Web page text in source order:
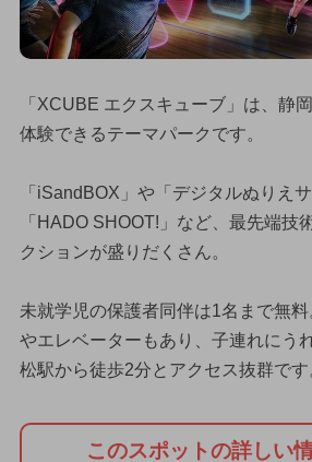
「XCUBE エクスキューブ」は、静
体験できるテーマパークです。
「iSandBOX」や「デジタルぬりえ
「HADO SHOOT!」など、最先端技
クションが盛りだくさん。
未就学児の保護者同伴は1名まで無
やエレベーターもあり、子連れにう
松駅から徒歩2分とアクセス抜群です
このスポットの詳しい